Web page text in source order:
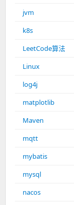
jvm
k8s
LeetCode算法
Linux
log4j
matplotlib
Maven
mqtt
mybatis
mysql
nacos